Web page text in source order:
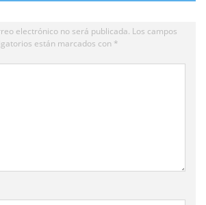
electrónico no será publicada. Los campos
están marcados con *